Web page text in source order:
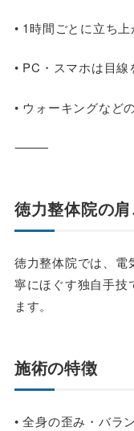
• 1時間ごとに立ち上
• PC・スマホは目
• ウォーキングなど
⸻
徳力整体院の
徳力整体院では、電
寧にほぐす独自手技
ます。
施術の特徴
• 全身の歪み・バラ